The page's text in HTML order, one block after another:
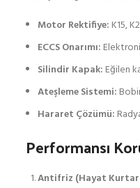
Motor Rektifiye: K15,
ECCS Onarımı:
Silindir Kapak: Eğilen
Ateşleme Sistemi:
Hararet Çözümü:
Performansı
Antifriz (Hayat